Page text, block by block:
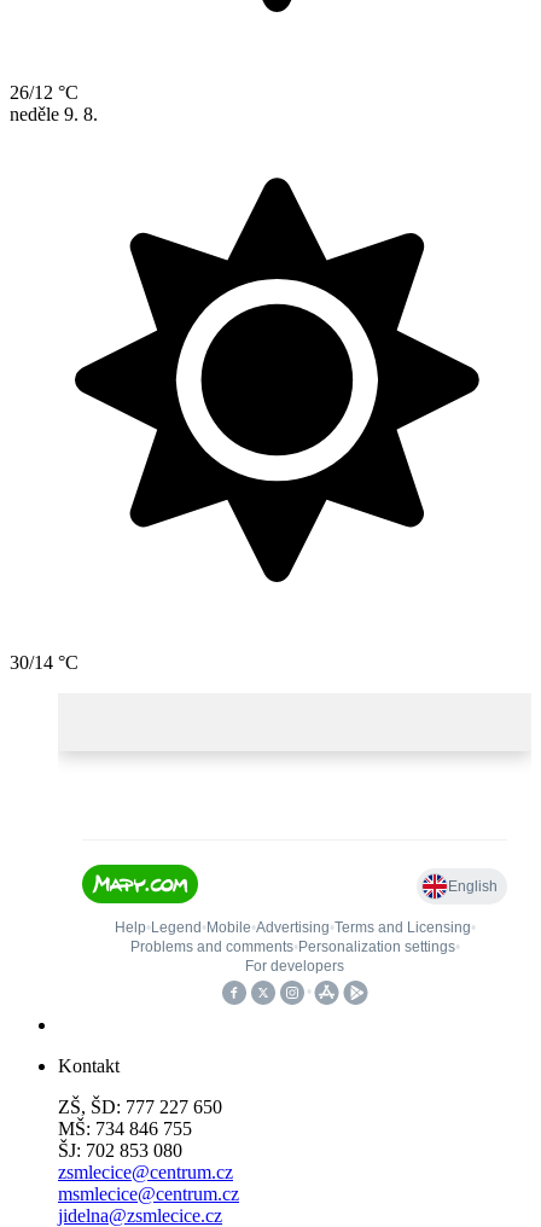
26/12 °C
neděle 9. 8.
30/14 °C
Kontakt
ZŠ, ŠD: 777 227 650
MŠ: 734 846 755
ŠJ: 702 853 080
zsmlecice@centrum.cz
msmlecice@centrum.cz
jidelna@zsmlecice.cz